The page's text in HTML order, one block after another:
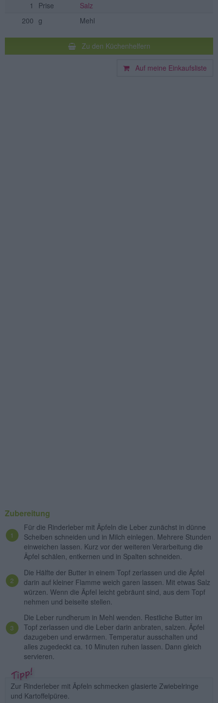
1
Prise
Salz
200 g Mehl
Zu den Küchenhelfern
Auf meine Einkaufsliste
Zubereitung
Für die Rinderleber mit Äpfeln die Leber zunächst in dünne
Scheiben schneiden und in Milch einlegen. Mehrere Stunden
einweichen lassen. Kurz vor der weiteren Verarbeitung die
Äpfel schälen, entkernen und in Spalten schneiden.
Die Hälfte der Butter in einem Topf zerlassen und die Äpfel
darin auf kleiner Flamme weich garen lassen. Mit etwas Salz
würzen. Wenn die Äpfel leicht gebräunt sind, aus dem Topf
nehmen und beiseite stellen.
Die Leber rundherum in Mehl wenden. Restliche Butter im
Topf zerlassen und die Leber darin anbraten, salzen. Äpfel
dazugeben und erwärmen. Temperatur ausschalten und
alles zugedeckt ca. 10 Minuten ruhen lassen. Dann gleich
servieren.
Zur Rinderleber mit Äpfeln schmecken glasierte Zwiebelringe
und Kartoffelpüree.